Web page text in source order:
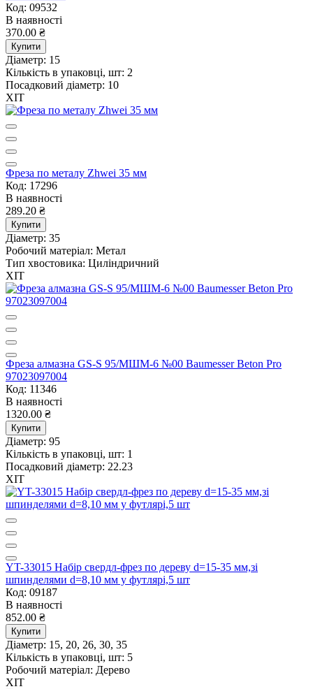
Код: 09532
В наявності
370.00 ₴
Купити
Діаметр: 15
Кількість в упаковці, шт: 2
Посадковий діаметр: 10
ХІТ
Фреза по металу Zhwei 35 мм
Код: 17296
В наявності
289.20 ₴
Купити
Діаметр: 35
Робочий матеріал: Метал
Тип хвостовика: Циліндричний
ХІТ
Фреза алмазна GS-S 95/МШМ-6 №00 Baumesser Beton Pro
97023097004
Код: 11346
В наявності
1320.00 ₴
Купити
Діаметр: 95
Кількість в упаковці, шт: 1
Посадковий діаметр: 22.23
ХІТ
YT-33015 Набір свердл-фрез по дереву d=15-35 мм,зі
шпинделями d=8,10 мм у футлярі,5 шт
Код: 09187
В наявності
852.00 ₴
Купити
Діаметр: 15, 20, 26, 30, 35
Кількість в упаковці, шт: 5
Робочий матеріал: Дерево
ХІТ